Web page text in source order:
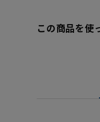
この商品を使